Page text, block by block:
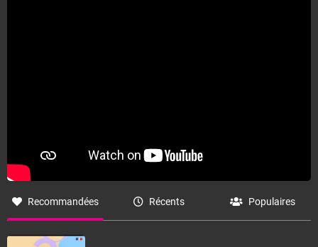
Recommandées Récents Populaires